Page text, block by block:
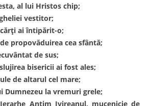
al lui Hristos chip;
vestitor;
ai întipărit-o;
propovăduirea cea sfântă;
de sus;
bisericii ai fost ales;
de altarul cel mare;
Dumnezeu la vremuri grele;
Antim Ivireanul, mucenicie de